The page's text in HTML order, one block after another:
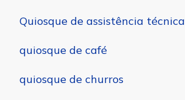
Quiosque de assistência técnica
quiosque de café
quiosque de churros